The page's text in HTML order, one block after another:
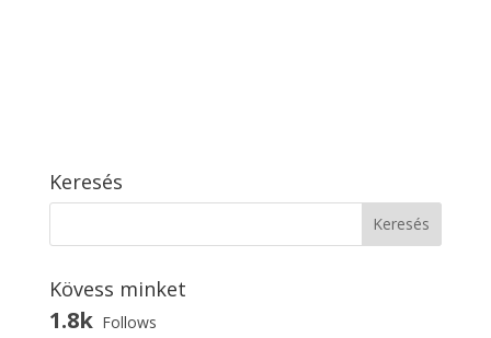
Keresés
Kövess minket
1.8k Follows